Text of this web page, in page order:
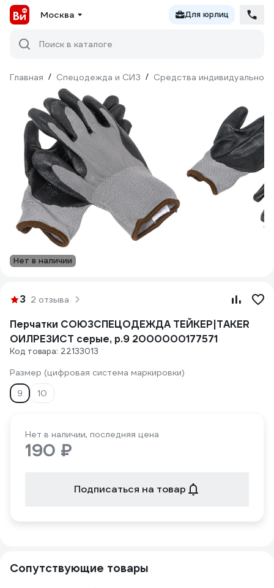
Москва Для юрлиц
Поиск в каталоге
Главная / Спецодежда и СИЗ / Средства индивидуальной
Нет в наличии
3 2 отзыва
Перчатки СОЮЗСПЕЦОДЕЖДА ТЕЙКЕР|TAKER
ОИЛРЕЗИСТ серые, р.9 2000000177571
Код товара: 22133013
Размер (цифровая система маркировки)
9
10
Нет в наличии, последняя цена
190 ₽
Подписаться на товар
Сопутствующие товары